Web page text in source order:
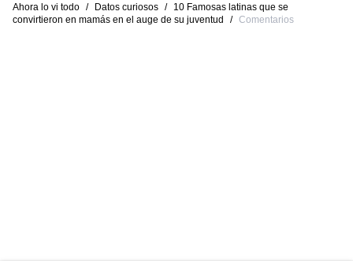
Ahora lo vi todo / Datos curiosos /
10 Famosas latinas que se
convirtieron en mamás en el auge de su juventud
/ Comentarios